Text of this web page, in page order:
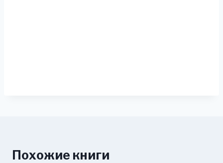
Похожие книги